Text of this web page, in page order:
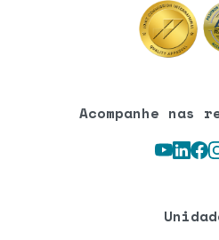
Acompanhe nas
Youtube